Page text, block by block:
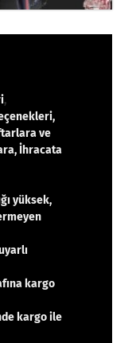
,
ve
İhracata
yüksek,
kargo
kargo ile